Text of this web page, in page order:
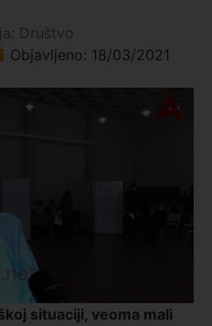
Društvo
Objavljeno: 18/03/2021
situaciji, veoma mali